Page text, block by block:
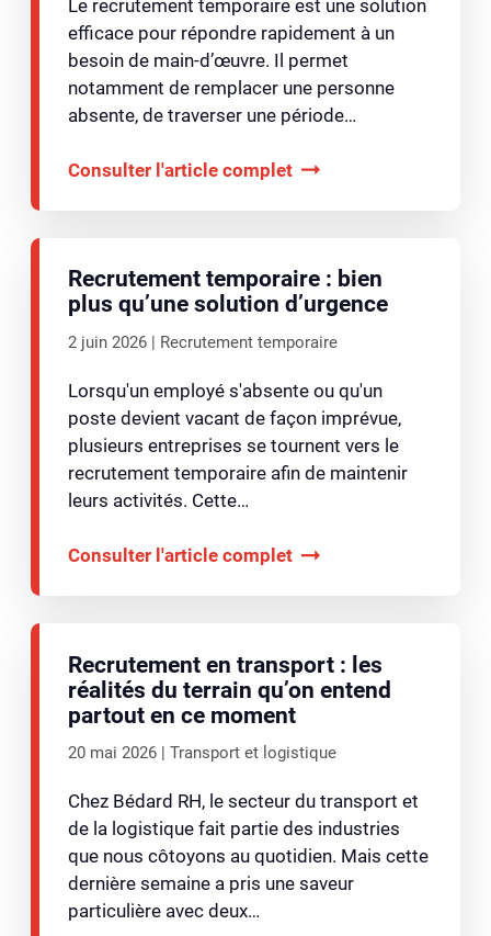
Le recrutement temporaire est une solution
efficace pour répondre rapidement à un
besoin de main-d’œuvre. Il permet
notamment de remplacer une personne
absente, de traverser une période…
Consulter l'article complet
Recrutement temporaire : bien
plus qu’une solution d’urgence
2 juin 2026 Recrutement temporaire
Lorsqu'un employé s'absente ou qu'un
poste devient vacant de façon imprévue,
plusieurs entreprises se tournent vers le
recrutement temporaire afin de maintenir
leurs activités. Cette…
Consulter l'article complet
Recrutement en transport : les
réalités du terrain qu’on entend
partout en ce moment
20 mai 2026 Transport et logistique
Chez Bédard RH, le secteur du transport et
de la logistique fait partie des industries
que nous côtoyons au quotidien. Mais cette
dernière semaine a pris une saveur
particulière avec deux…